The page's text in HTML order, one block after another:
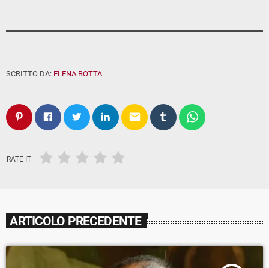
SCRITTO DA: ELENA BOTTA
email
RATE IT
ARTICOLO PRECEDENTE